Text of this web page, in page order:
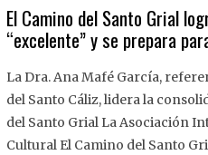
.
8
2
El Camino del Santo Grial
“excelente” y se prepara
La Dra. Ana Mafé García,
del Santo Cáliz, lidera la
del Santo Grial La Asociación
Cultural El Camino del Santo